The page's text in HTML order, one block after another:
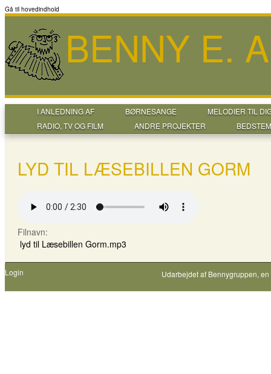
Gå til hovedindhold
BENNY E.
I ANLEDNING AF BØRNESANGE
MELODIER TIL
RADIO, TV OG FILM
ANDRE PROJEKTER
LYD TIL LÆSEBILLEN GORM
Filnavn:
lyd til Læsebillen Gorm.mp3
Login Udarbejdet af Bennygruppen,